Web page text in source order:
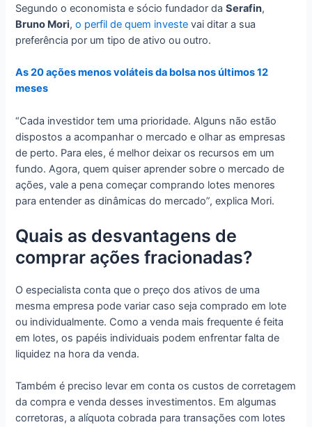
Segundo o economista e sócio fundador daSerafin,
Bruno Mori,o perfil de quem investe vai ditar a sua
preferência por um tipo de ativo ou outro.
As 20 ações menos voláteis da bolsa nos últimos 12
meses
“Cada investidor tem uma prioridade. Alguns não estão
dispostos a acompanhar o mercado e olhar as empresas
de perto. Para eles, é melhor deixar os recursos em um
fundo. Agora, quem quiser aprender sobre o mercado de
ações, vale a pena começar comprando lotes menores
para entender as dinâmicas do mercado”, explica Mori.
Quais as desvantagens de
comprar ações fracionadas?
O especialista conta que o preço dos ativos de uma
mesma empresa pode variar caso seja comprado em lote
ou individualmente. Como a venda mais frequente é feita
em lotes, os papéis individuais podem enfrentar falta de
liquidez na hora da venda.
Também é preciso levar em conta os custos de corretagem
da compra e venda desses investimentos. Em algumas
corretoras, a alíquota cobrada para transações com lotes